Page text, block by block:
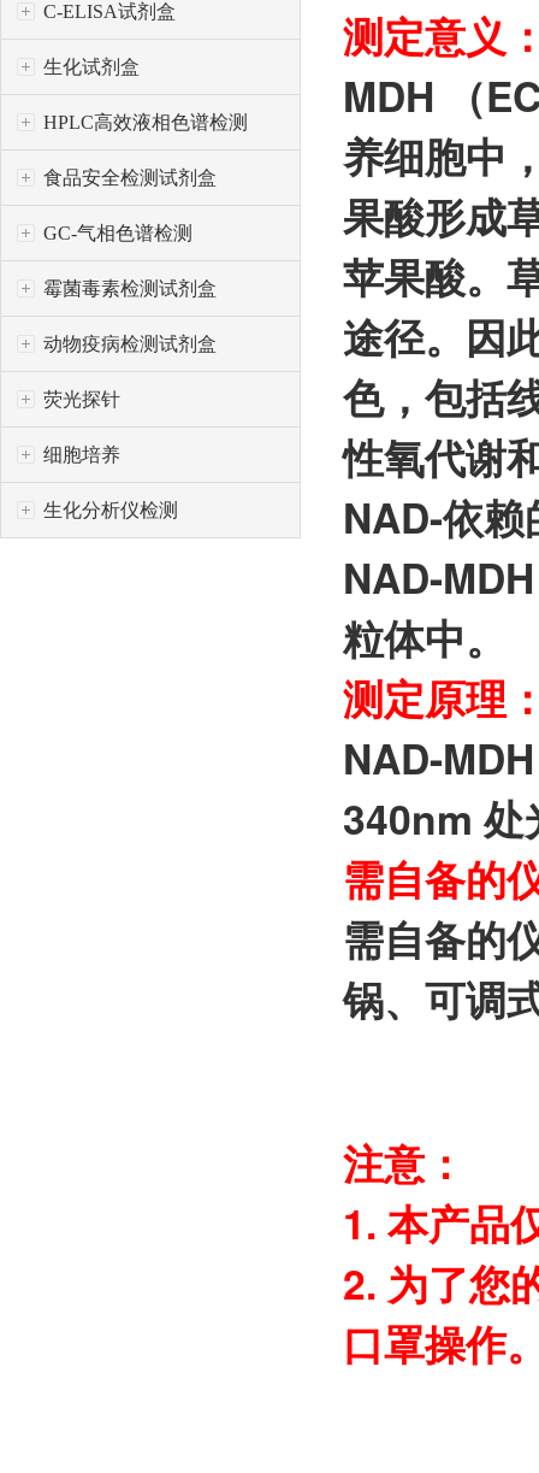
C-ELISA试剂盒
生化试剂盒
HPLC高效液相色谱检测
食品安全检测试剂盒
GC-气相色谱检测
霉菌毒素检测试剂盒
动物疫病检测试剂盒
荧光探针
细胞培养
生化分析仪检测
测定意义
MDH （
养细胞中
果酸形成
苹果酸。
途径。因
色，包括
性氧代谢
NAD-依
NAD-
粒体中。
测定原理
NAD-
340nm 处
需自备的
需自备的
锅、可调
注意：
1. 本产品
2. 为了您
口罩操作